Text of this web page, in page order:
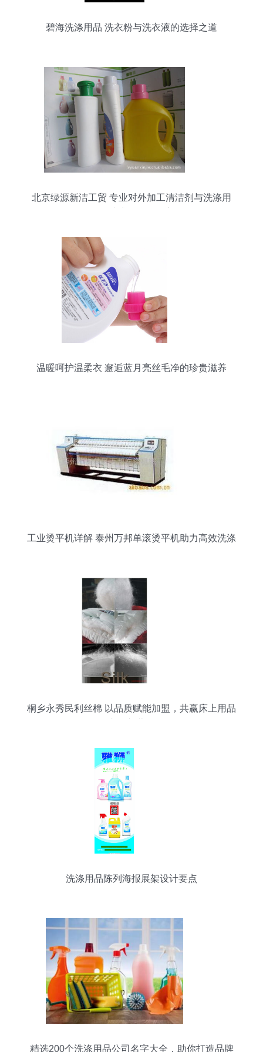
碧海洗涤用品 洗衣粉与洗衣液的选择之道
北京绿源新洁工贸 专业对外加工清洁剂与洗涤用
温暖呵护温柔衣 邂逅蓝月亮丝毛净的珍贵滋养
工业烫平机详解 泰州万邦单滚烫平机助力高效洗涤
桐乡永秀民利丝棉 以品质赋能加盟，共赢床上用品
洗涤用品陈列海报展架设计要点
精选200个洗涤用品公司名字大全，助你打造品牌